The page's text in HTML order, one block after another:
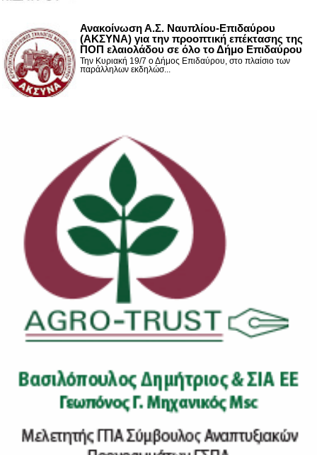
Ανακοίνωση Α.Σ. Ναυπλίου-Επιδαύρου
(ΑΚΣΥΝΑ) για την προοπτική επέκτασης της
ΠΟΠ ελαιολάδου σε όλο το Δήμο Επιδαύρου
Την Κυριακή 19/7 ο Δήμος Επιδαύρου, στο πλαίσιο των
παράλληλων εκδηλώσ...